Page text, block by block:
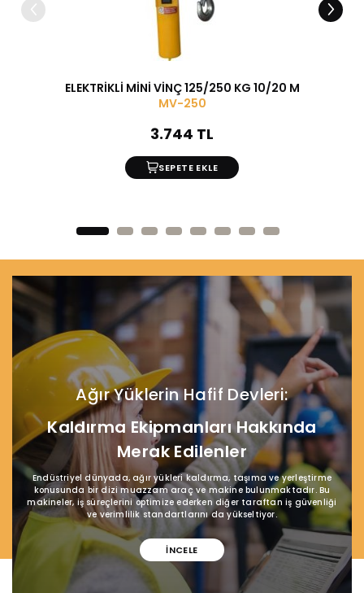
ELEKTRİKLİ MİNİ VİNÇ 125/250 KG 10/20 M
MV-250
3.744 TL
SEPETE EKLE
Ağır Yüklerin Hafif Devleri:
Kaldırma Ekipmanları Hakkında
Merak Edilenler
Endüstriyel dünyada, ağır yükleri kaldırma, taşıma ve yerleştirme
konusunda bir dizi muazzam araç ve makine bulunmaktadır. Bu
makineler, iş süreçlerini optimize ederken diğer taraftan iş güvenliği
ve verimlilik standartlarını da yükseltiyor.
İNCELE